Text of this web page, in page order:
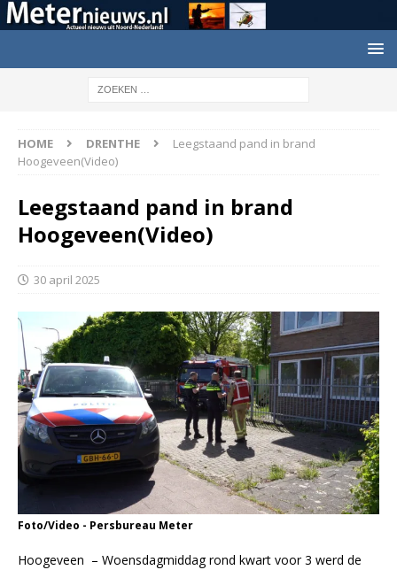
HOME DRENTHE
Leegstaand pand in brand
Hoogeveen(Video)
Leegstaand pand in brand
Hoogeveen(Video)
30 april 2025
Foto/Video - Persbureau Meter
Hoogeveen – Woensdagmiddag rond kwart voor 3 werd de